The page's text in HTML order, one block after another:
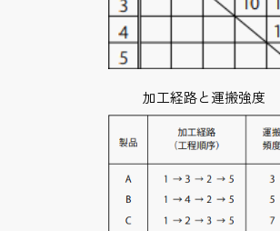
加工経路と運搬強度